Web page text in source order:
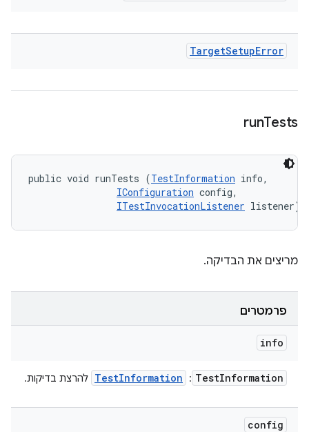
TargetSetupError
runTests
public void runTests (TestInformation info,
IConfiguration config,
ITestInvocationListener listener)
מריצים את הבדיקה.
פרמטרים
info
TestInformation
:
TestInformation להרצת בדיקות.
config